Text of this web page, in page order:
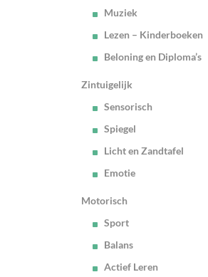
Muziek
Lezen – Kinderboeken
Beloning en Diploma’s
Zintuigelijk
Sensorisch
Spiegel
Licht en Zandtafel
Emotie
Motorisch
Sport
Balans
Actief Leren